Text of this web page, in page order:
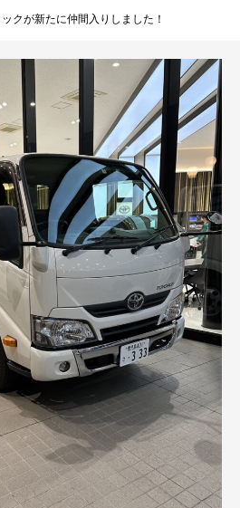
クが新たに仲間入りしました！